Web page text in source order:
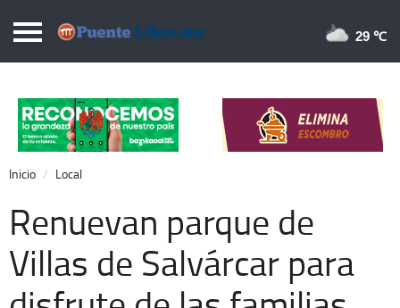
Puentelibre.mx
Local
Nacional
Opinión
Cronos
Economía
Espectáculos
29 ℃
Inicio Local
Renuevan parque de
Villas de Salvárcar para